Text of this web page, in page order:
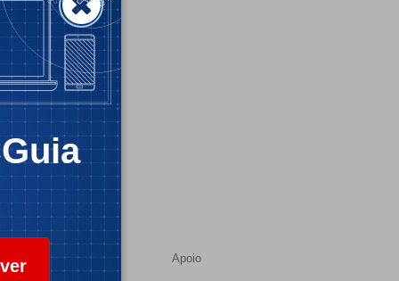
Apoio